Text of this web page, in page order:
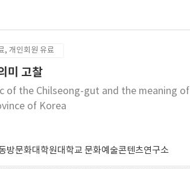
며, 현재의 국제연합과 같은 기능으로 발전하였
니라 그 재담 속에는 음양의 조화와 생산의 장려
, 개인회원 유료
미 고찰
of the Chilseong-gut and the meaning
of Korea
방문화대학원대학교 문화예술콘텐츠연구소